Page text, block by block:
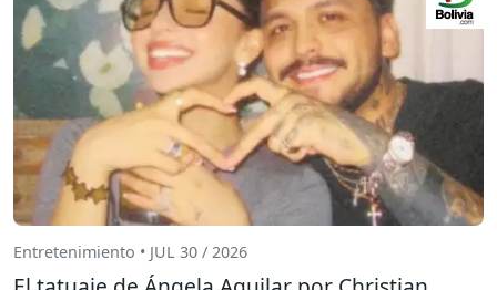
Entretenimiento • JUL 30 / 2026